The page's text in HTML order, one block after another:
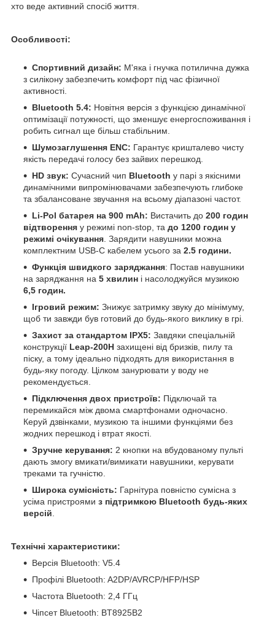
хто веде активний спосіб життя.
Особливості:
Спортивний дизайн: М'яка і гнучка потилична дужка
з силікону забезпечить комфорт під час фізичної
активності.
Bluetooth 5.4: Новітня версія з функцією динамічної
оптимізації потужності, що зменшує енергоспоживання і
робить сигнал ще більш стабільним.
Шумозаглушення ENC: Гарантує кришталево чисту
якість передачі голосу без зайвих перешкод.
HD звук: Сучасний чип Bluetooth у парі з якісними
динамічними випромінювачами забезпечують глибоке
та збалансоване звучання на всьому діапазоні частот.
Li-Pol батарея на 900 mAh: Вистачить до 200 годин
відтворення у режимі non-stop, та до 1200 годин у
режимі очікування . Зарядити навушники можна
комплектним USB-C кабелем усього за 2.5 години.
Функція швидкого заряджання: Постав навушники
на заряджання на 5 хвилин і насолоджуйся музикою
6,5 годин.
Ігровий режим: Знижує затримку звуку до мінімуму,
щоб ти завжди був готовий до будь-якого виклику в грі.
Захист за стандартом IPX5: Завдяки спеціальній
конструкції Leap-200H захищені від бризків, пилу та
піску, а тому ідеально підходять для використання в
будь-яку погоду. Цілком занурювати у воду не
рекомендується.
Підключення двох пристроїв: Підключай та
перемикайся між двома смартфонами одночасно.
Керуй дзвінками, музикою та іншими функціями без
жодних перешкод і втрат якості.
Зручне керування: 2 кнопки на вбудованому пульті
дають змогу вмикати/вимикати навушники, керувати
треками та гучністю.
Широка сумісність: Гарнітура повністю сумісна з
усіма пристроями з підтримкою Bluetooth будь-яких
версій
Технічні характеристики:
Версія Bluetooth: V5.4
Профілі Bluetooth: A2DP/AVRCP/HFP/HSP
Частота Bluetooth: 2,4 ГГц
Чіпсет Bluetooth: BT8925B2